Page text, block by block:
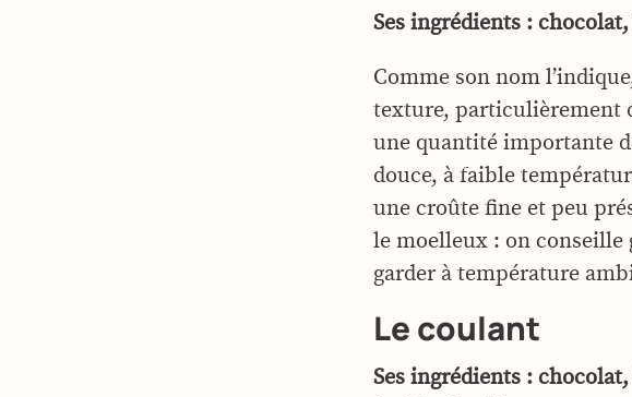
Ses ingrédients :
Comme son nom
texture, particulièrement
une quantité importante
douce, à faible
une croûte fine et peu
le moelleux : on conseille
garder à température
Le coulant
Ses ingrédients :